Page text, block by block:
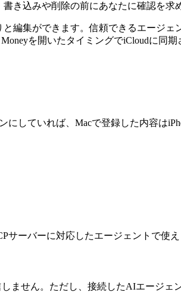
き込みや削除の前にあなたに確認を求
編集ができます。信頼できるエージェ
を開いたタイミングでiCloudに同期
していれば、Macで登録した内容は
サーバーに対応したエージェントで使え
ません。ただし、接続したAIエージ